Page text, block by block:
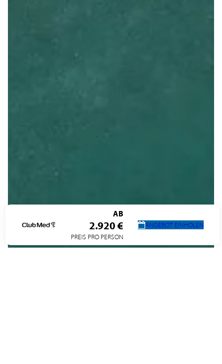
AB
2.920 €
PREIS PRO PERSON
ANGEBOT EINHOLEN